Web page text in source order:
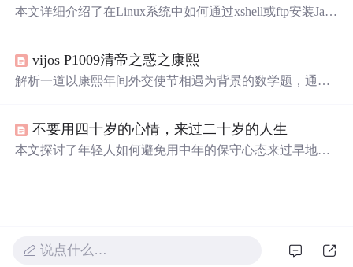
本文详细介绍了在Linux系统中如何通过xshell或ftp安装Java
文件，并配置相应的环境变量。通过source命令使配置生效
后，可以通过java-version和hadoop-version命令检查安装是
vijos P1009清帝之惑之康熙
解析一道以康熙年间外交使节相遇为背景的数学题，通过
不要用四十岁的心情，来过二十岁的人生
本文探讨了年轻人如何避免用中年的保守心态来过早地规
说点什么…